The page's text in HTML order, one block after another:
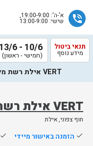
phone_in_talk א'-ה': 19:00-9:00,
שישי: 13:00-9:00
VERT אילת רשת מלונות אפי
חוף צפוני, אילת
תנאי ביטול
מידע נוסף 10/6 - 13/6
(חמישי - ראשון)
VERT אילת רשת מלונות אפי
done הזמנה באישור מיידי done
שלח